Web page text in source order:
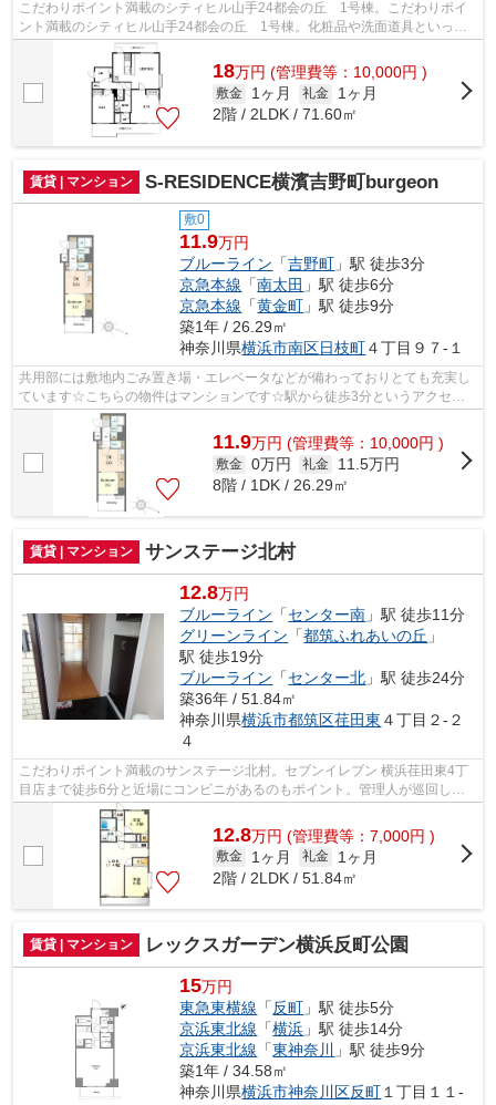
こだわりポイント満載のシティヒル山手24都会の丘 1号棟。こだわりポイ
ント満載のシティヒル山手24都会の丘 1号棟。化粧品や洗面道具といった
小物もスッキリまとめて収納できる独立...
18万円 (管理費等：10,000円 )
敷金 1ヶ月 礼金
1ヶ月
2階 / 2LDK / 71.60㎡
賃貸 | マンション S-RESIDENCE横濱吉野町burgeon
敷0
11.9万円
ブルーライン 「吉野町 」駅 徒歩3分
京急本線 「南太田 」駅 徒歩6分
京急本線 「黄金町 」駅 徒歩9分
築1年 / 26.29㎡
神奈川県横浜市南区日枝町４丁目９７-１
共用部には敷地内ごみ置き場・エレベータなどが備わっておりとても充実し
ています☆こちらの物件はマンションです☆駅から徒歩3分というアクセス
良好な駅近物件はいかがですか☆付近に駅...
11.9万円 (管理費等：10,000円 )
敷金 0万円 礼金
11.5万円
8階 / 1DK / 26.29㎡
賃貸 | マンション サンステージ北村
12.8万円
ブルーライン 「センター南 」駅 徒歩11分
グリーンライン 「都筑ふれあいの丘 」
駅 徒歩19分
ブルーライン 「センター北 」駅 徒歩24分
築36年 / 51.84㎡
神奈川県横浜市都筑区荏田東 ４丁目２-２
４
こだわりポイント満載のサンステージ北村。セブンイレブン 横浜荏田東4丁
目店まで徒歩6分と近場にコンビニがあるのもポイント。管理人が巡回して
いるので、もしものときも安心です。帰...
12.8万円 (管理費等：7,000円 )
敷金 1ヶ月 礼金
1ヶ月
2階 / 2LDK / 51.84㎡
賃貸 | マンション レックスガーデン横浜反町公園
15万円
東急東横線 「 反町 」駅 徒歩5分
京浜東北線 「横浜 」駅 徒歩14分
京浜東北線 「東神奈川
」駅 徒歩9分
築1年 / 34.58㎡
神奈川県横浜市神奈川区反町 １丁目１１-